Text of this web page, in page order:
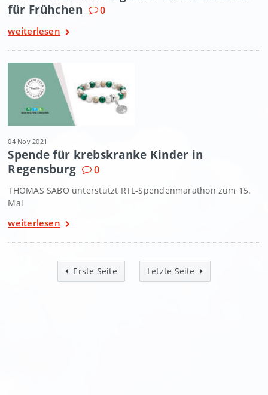
für Frühchen
0
weiterlesen
04 Nov 2021
Spende für krebskranke Kinder in
Regensburg
0
THOMAS SABO unterstützt RTL-Spendenmarathon zum 15.
Mal
weiterlesen
Erste Seite Letzte Seite